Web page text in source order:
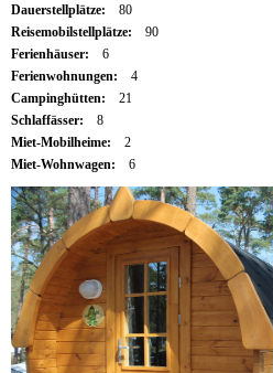
Dauerstellplätze:
80
Reisemobilstellplätze:
90
Ferienhäuser:
6
Ferienwohnungen:
4
Campinghütten:
21
Schlaffässer:
8
Miet-Mobilheime:
2
Miet-Wohnwagen:
6